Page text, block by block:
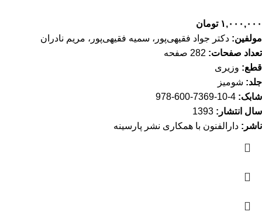
۱,۰۰۰,۰۰۰ تومان
مولفین: دکتر جواد فقیهی‌پور، سمیه فقیهی‌پور، مریم نادران
تعداد صفحات:
قطع: وزیری
جلد: شومیز
شابک:
سال انتشار:
ناشر: دارالفنون با همکاری نشر پارسینه